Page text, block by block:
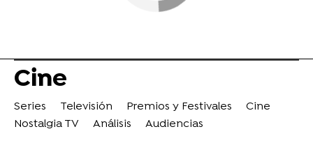
Cine
Series Televisión Premios y Festivales
Cine
Nostalgia TV
Análisis Audiencias